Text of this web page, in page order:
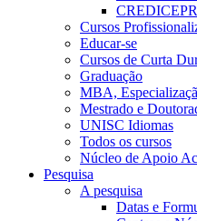
Cursos
Educar-se
Cursos de Curta
Graduação
MBA,
Mestrado e
UNISC Idiomas
Todos os cursos
Núcleo de Apoio
Pesquisa
A pesquisa
Datas e